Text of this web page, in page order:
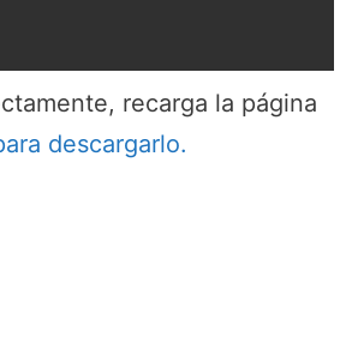
recarga la página
descargarlo.